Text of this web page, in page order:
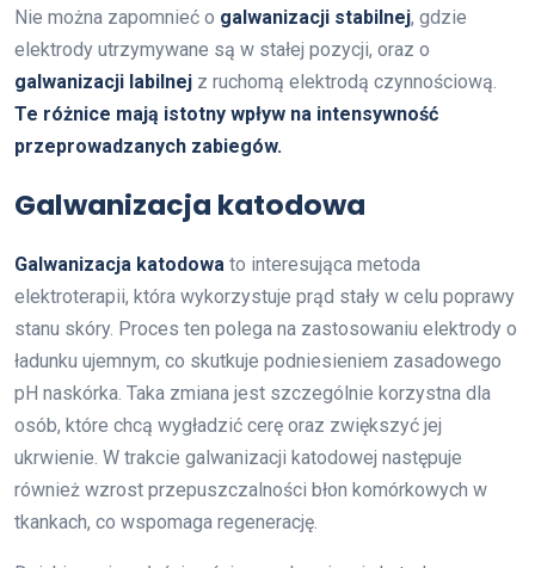
Nie można zapomnieć o galwanizacji stabilnej, gdzie
elektrody utrzymywane są w stałej pozycji, oraz o
galwanizacji labilnej z ruchomą elektrodą czynnościową.
Te różnice mają istotny wpływ na intensywność
przeprowadzanych zabiegów.
Galwanizacja katodowa
Galwanizacja katodowa to interesująca metoda
elektroterapii, która wykorzystuje prąd stały w celu poprawy
stanu skóry. Proces ten polega na zastosowaniu elektrody o
ładunku ujemnym, co skutkuje podniesieniem zasadowego
pH naskórka. Taka zmiana jest szczególnie korzystna dla
osób, które chcą wygładzić cerę oraz zwiększyć jej
ukrwienie. W trakcie galwanizacji katodowej następuje
również wzrost przepuszczalności błon komórkowych w
tkankach, co wspomaga regenerację.